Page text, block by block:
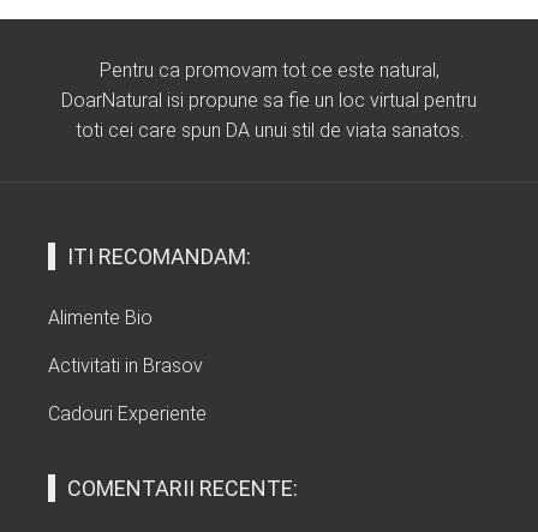
Pentru ca promovam tot ce este natural,
DoarNatural isi propune sa fie un loc virtual pentru
toti cei care spun DA unui stil de viata sanatos.
ITI RECOMANDAM:
Alimente Bio
Activitati in Brasov
Cadouri Experiente
COMENTARII RECENTE: